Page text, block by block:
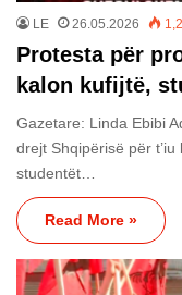
LE 26.05.2026
Protesta për
kalon kufijtë,
Gazetare: Linda Ebibi
drejt Shqipërisë për
studentët…
Read More »